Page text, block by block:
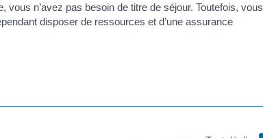
n’avez pas besoin de titre de séjour. Toutefois, vous
disposer de ressources et d’une assurance